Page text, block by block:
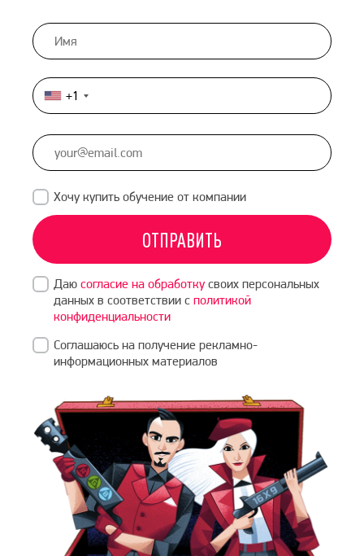
United
States
+1
+1
Хочу купить обучение от компании
ОТПРАВИТЬ
Даю согласие на обработкусвоих персональных
данных в соответствии с политикой
конфиденциальности
Соглашаюсь на получение рекламно-
информационных материалов